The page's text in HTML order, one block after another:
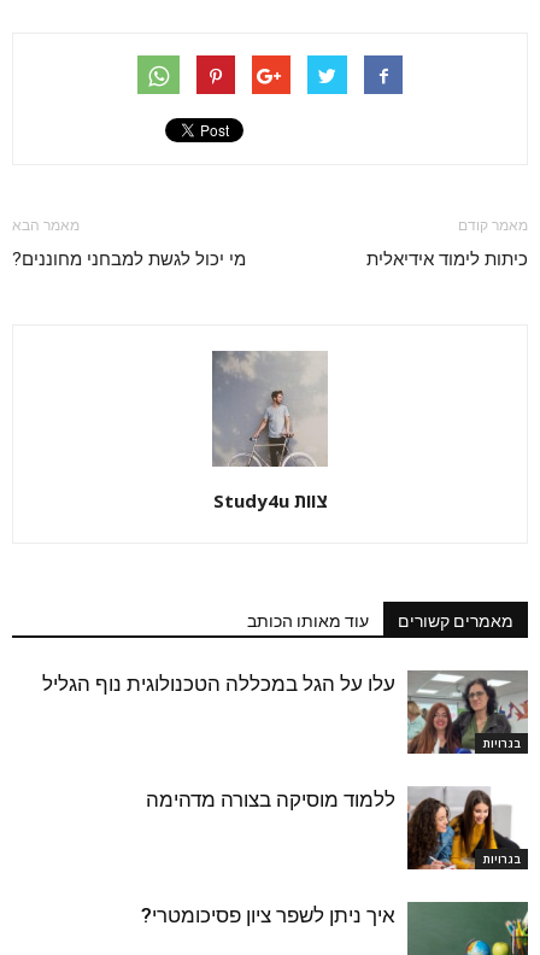
מאמר קודם
כיתות לימוד אידיאלית
מאמר הבא
מי יכול לגשת למבחני מחוננים?
צוות Study4u
מאמרים קשורים עוד מאותו הכותב
בגרויות
עלו על הגל במכללה הטכנולוגית נוף הגליל
בגרויות
ללמוד מוסיקה בצורה מדהימה
איך ניתן לשפר ציון פסיכומטרי?